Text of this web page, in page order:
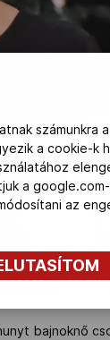
bajnoknő
számunkra
a cookie-k
a
az